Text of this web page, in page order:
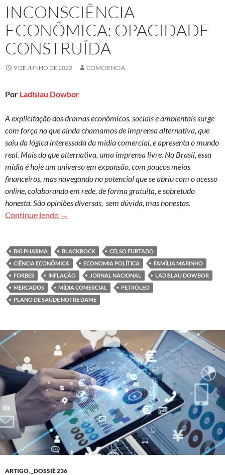
INCONSCIÊNCIA
ECONÔMICA: OPACIDADE
CONSTRUÍDA
9 DE JUNHO DE 2022 COMCIENCIA
Por Ladislau Dowbor
A explicitação dos dramas econômicos, sociais e ambientais surge
com força no que ainda chamamos de imprensa alternativa, que
saiu da lógica interessada da mídia comercial, e apresenta o mundo
real. Mais do que alternativa, uma imprensa livre. No Brasil, essa
mídia é hoje um universo em expansão, com poucos meios
financeiros, mas navegando no potencial que se abriu com o acesso
online, colaborando em rede, de forma gratuita, e sobretudo
honesta. São opiniões diversas, sem dúvida, mas honestas.
Continue lendo Inconsciência econômica: opacidade construída
→
BIG PHARMA BLACKROCK
CELSO FURTADO
CIÊNCIA ECONÔMICA
ECONOMIA POLÍTICA
FAMÍLIA MARINHO
FORBES
INFLAÇÃO JORNAL NACIONAL
LADISLAU DOWBOR
MERCADOS
MÍDIA COMERCIAL
PETRÓLEO
PLANO DE SAÚDE NOTRE DAME
ARTIGO, _DOSSIÊ 236